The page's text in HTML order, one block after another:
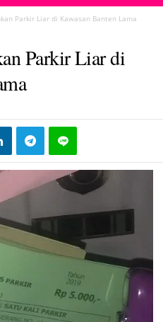
Parkir Liar di Kawasan Banten Lama
Parkir Liar di